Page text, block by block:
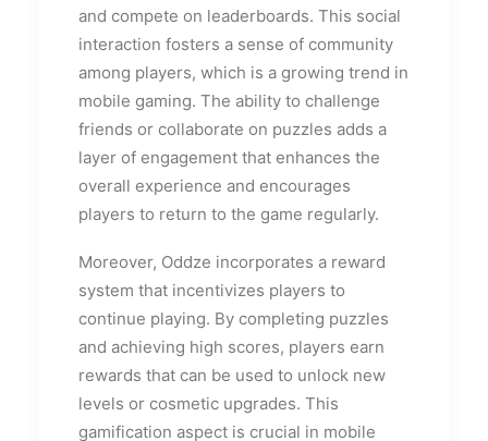
and compete on leaderboards. This social
interaction fosters a sense of community
among players, which is a growing trend in
mobile gaming. The ability to challenge
friends or collaborate on puzzles adds a
layer of engagement that enhances the
overall experience and encourages
players to return to the game regularly.
Moreover, Oddze incorporates a reward
system that incentivizes players to
continue playing. By completing puzzles
and achieving high scores, players earn
rewards that can be used to unlock new
levels or cosmetic upgrades. This
gamification aspect is crucial in mobile